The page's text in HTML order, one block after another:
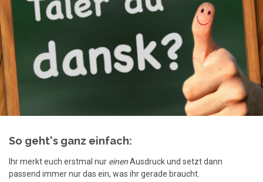
So geht's ganz einfach:
Ihr merkt euch erstmal nur einenAusdruck und setzt dann
passend immer nur das ein, was ihr gerade braucht.